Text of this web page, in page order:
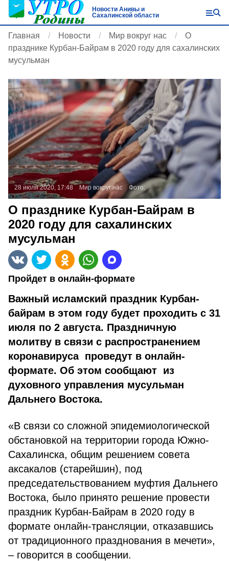
Новости Анивы и
Сахалинской области
Главная Новости Мир вокруг нас
О
празднике Курбан-Байрам в 2020 году для сахалинских
мусульман
28 июля 2020, 17:48 Мир вокруг нас Фото:
О празднике Курбан-Байрам в
2020 году для сахалинских
мусульман
Пройдет в онлайн-формате
Важный исламский праздник Курбан-
байрам в этом году будет проходить с 31
июля по 2 августа. Праздничную
молитву в связи с распространением
коронавируса проведут в онлайн-
формате. Об этом сообщают из
духовного управления мусульман
Дальнего Востока.
«В связи со сложной эпидемиологической
обстановкой на территории города Южно-
Сахалинска, общим решением совета
аксакалов (старейшин), под
председательствованием муфтия Дальнего
Востока, было принято решение провести
праздник Курбан-Байрам в 2020 году в
формате онлайн-трансляции, отказавшись
от традиционного празднования в мечети»,
– говорится в сообщении.